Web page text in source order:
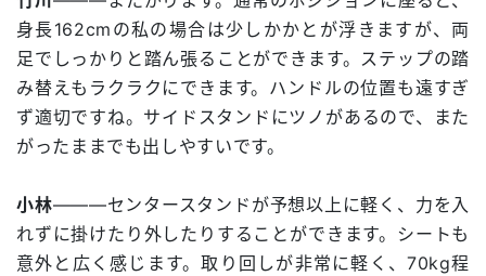
身長162cmの私の場合は少しかかとが浮きますが、両
足でしっかりと踏ん張ることができます。ステップの踏
み替えもラクラクにできます。ハンドルの位置も遠すぎ
ず適切ですね。サイドスタンドにツノがあるので、また
がったままでも出しやすいです。
小林―――センタースタンドが予想以上に軽く、力を入
れずに掛けたり外したりすることができます。シートも
意外と広く感じます。取り回しが非常に軽く、70kg程